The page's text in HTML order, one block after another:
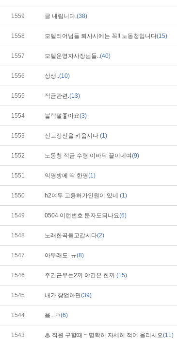
1559 글 내립니다.(38)
1558 모텔리어님들 퇴사시에는 꼭!! 노동청입니다(15)
1557 모텔운영자사장님들..(40)
1556 상생..(10)
1555 적금관련.(13)
1554 블랙덜좋아요(3)
1553 신고정신을 키웁시다 (1)
1552 노동청 적금 수령 이바닥 끝이네여(9)
1551 익명방에 딱 한명(1)
1550 h2여두 고용허가인원이 있네 (1)
1549 0504 이런번호 문자도되나요(6)
1548 노래한곡듣고갑시다(2)
1547 아무래도..ㅠ(8)
1546 주간근무는2끼 야간은 한끼 (15)
1545 내가 창업하면(39)
1544 음...ㅋ(6)
1543 ♨ 직원 구할때 ~ 명확히 자세히 적어 올리시오(11)